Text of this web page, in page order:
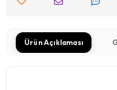
Ürün Açıklaması